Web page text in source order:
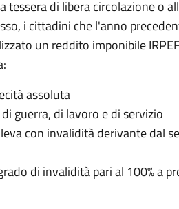
tessera di libera circolazione o
i cittadini che l'anno
un reddito imponibile
assoluta
guerra, di lavoro e di servizio
con invalidità derivante dal
di invalidità pari al 100% a